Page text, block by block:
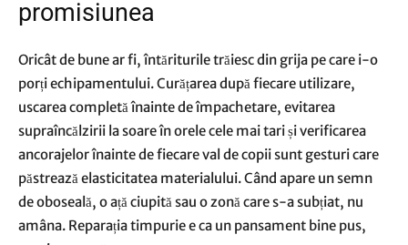
promisiunea
Oricât de bune ar fi, întăriturile trăiesc din grija pe care i-o
porți echipamentului. Curățarea după fiecare utilizare,
uscarea completă înainte de împachetare, evitarea
supraîncălzirii la soare în orele cele mai tari și verificarea
ancorajelor înainte de fiecare val de copii sunt gesturi care
păstrează elasticitatea materialului. Când apare un semn
de oboseală, o ață ciupită sau o zonă care s-a subțiat, nu
amâna. Reparația timpurie e ca un pansament bine pus,